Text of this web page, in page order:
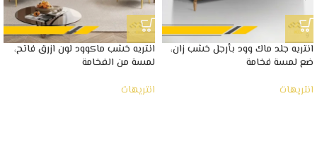
انتريه جلد ماك وود بأرجل خشب زان،
ضع لمسة فخامة
انتريهات
انتريه خشب ماكوود لون ازرق فاتح،
لمسة من الفخامة
انتريهات